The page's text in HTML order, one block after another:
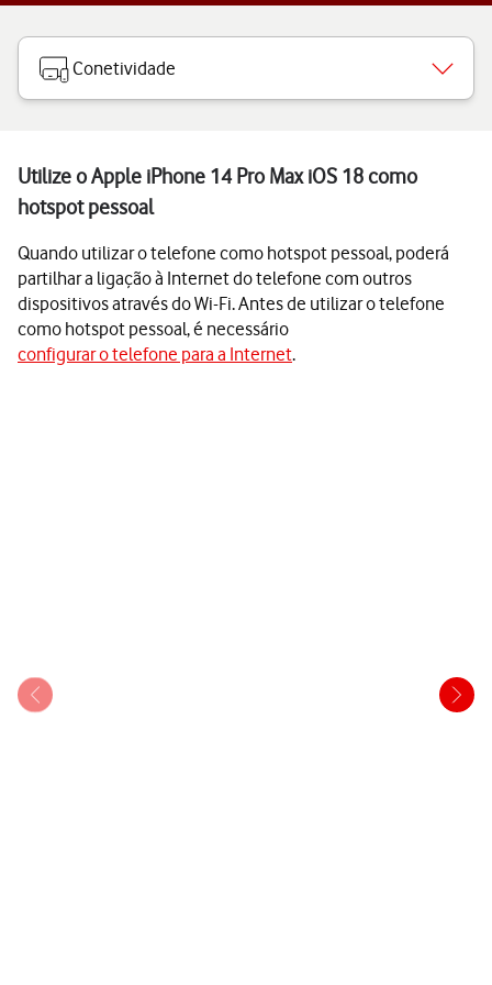
Conetividade
Utilize o Apple iPhone 14 Pro Max iOS 18 como
hotspot pessoal
Quando utilizar o telefone como hotspot pessoal, poderá
partilhar a ligação à Internet do telefone com outros
dispositivos através do Wi-Fi. Antes de utilizar o telefone
como hotspot pessoal, é necessário
configurar o telefone para a Internet.